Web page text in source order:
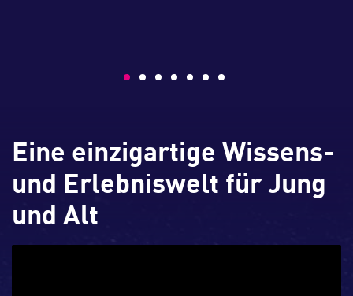
Eine einzigartige Wissens-
und Erlebniswelt für Jung
und Alt